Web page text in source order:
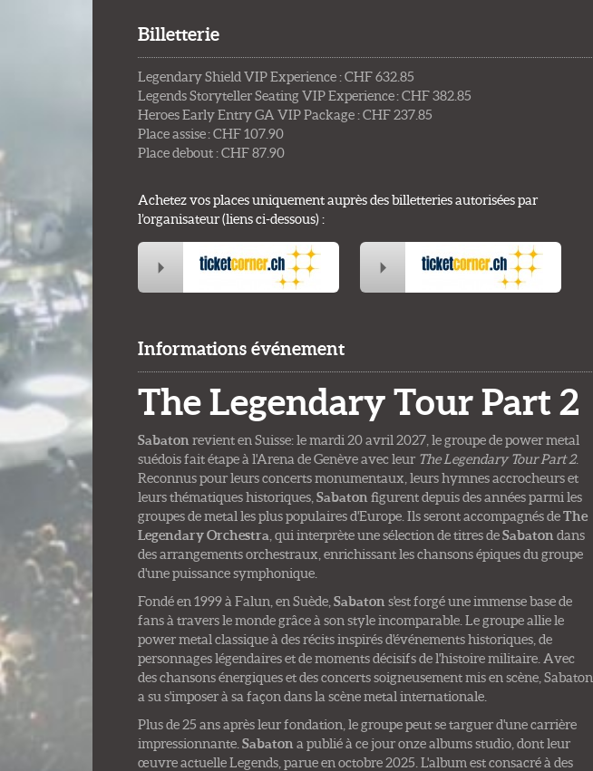
Billetterie
Legendary Shield VIP Experience : CHF 632.85
Legends Storyteller Seating VIP Experience : CHF 382.85
Heroes Early Entry GA VIP Package : CHF 237.85
Place assise : CHF 107.90
Place debout : CHF 87.90
Achetez vos places uniquement auprès des billetteries autorisées par
l’organisateur (liens ci-dessous) :
Informations événement
The Legendary Tour Part 2
Sabaton revient en Suisse: le mardi 20 avril 2027, le groupe de power metal
suédois fait étape à l'Arena de Genève avec leur The Legendary Tour Part 2.
Reconnus pour leurs concerts monumentaux, leurs hymnes accrocheurs et
leurs thématiques historiques, Sabaton figurent depuis des années parmi les
groupes de metal les plus populaires d'Europe. Ils seront accompagnés deThe
Legendary Orchestra , qui interprète une sélection de titres deSabaton dans
des arrangements orchestraux, enrichissant les chansons épiques du groupe
d'une puissance symphonique.
Fondé en 1999 à Falun, en Suède, Sabaton s'est forgé une immense base de
fans à travers le monde grâce à son style incomparable. Le groupe allie le
power metal classique à des récits inspirés d'événements historiques, de
personnages légendaires et de moments décisifs de l'histoire militaire. Avec
des chansons énergiques et des concerts soigneusement mis en scène, Sabaton
a su s'imposer à sa façon dans la scène metal internationale.
Plus de 25 ans après leur fondation, le groupe peut se targuer d'une carrière
impressionnante. Sabaton a publié à ce jour onze albums studio, dont leur
œuvre actuelle Legends, parue en octobre 2025. L'album est consacré à des